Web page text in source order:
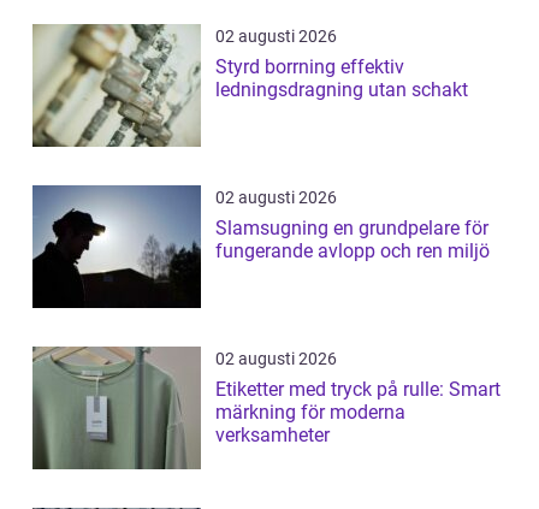
02 augusti 2026
Styrd borrning effektiv
ledningsdragning utan schakt
02 augusti 2026
Slamsugning en grundpelare för
fungerande avlopp och ren miljö
02 augusti 2026
Etiketter med tryck på rulle: Smart
märkning för moderna
verksamheter